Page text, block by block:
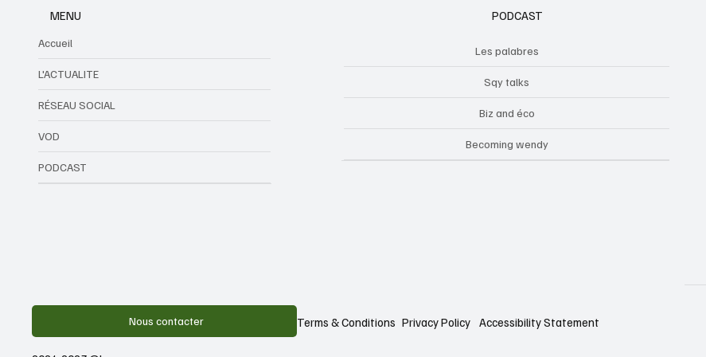
MENU
Accueil
L'ACTUALITE
RÉSEAU SOCIAL
VOD
PODCAST
PODCAST
Les palabres
Sqy talks
Biz and éco
Becoming wendy
Nous contacter Terms & Conditions Privacy Policy Accessibility Statement